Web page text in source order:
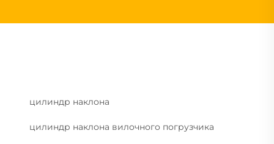
цилиндр наклона
цилиндр наклона вилочного погрузчика